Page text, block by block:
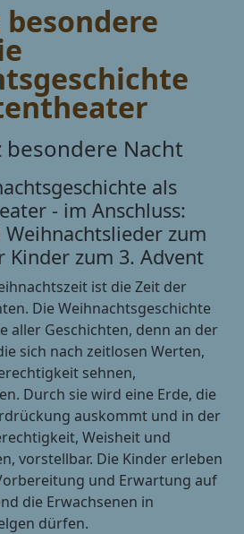
besondere
besondere Nacht
als
- im Anschluss:
zum
Kinder zum 3. Advent
ist die Zeit der
Die Weihnachtsgeschichte
aller Geschichten, denn an der
sich nach zeitlosen Werten,
sehnen,
Durch sie wird eine Erde, die
auskommt und in der
Weisheit und
vorstellbar. Die Kinder erleben
und Erwartung auf
die Erwachsenen in
dürfen.